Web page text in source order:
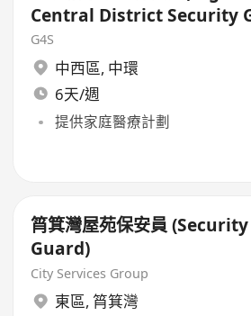
Central District Security
G4S
中西區, 中環
6天/週
提供家庭醫療計劃
筲箕灣屋苑保安員 (Security
Guard)
City Services Group
東區, 筲箕灣